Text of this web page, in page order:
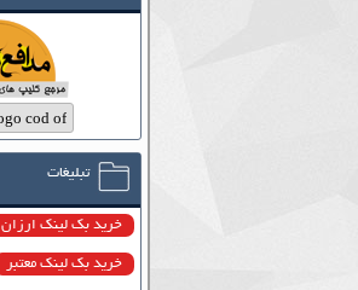
تبلیغات
خرید بک لینک ارزان
خرید بک لینک معتبر